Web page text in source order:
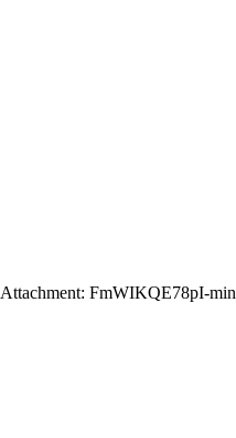
Attachment: FmWIKQE78pI-min